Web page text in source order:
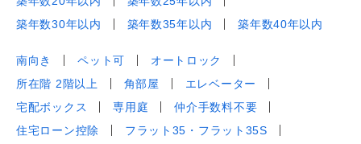
築年数30年以内
築年数35年以内 築年数40年以内
南向き ペット可
オートロック
所在階 2階以上
角部屋
エレベーター
宅配ボックス
専用庭
仲介手数料不要
住宅ローン控除
フラット35・フラット35S